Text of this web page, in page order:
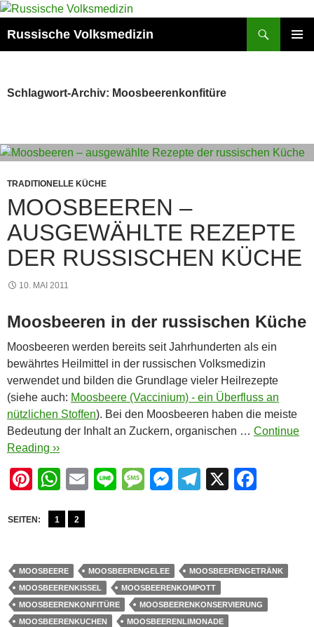
Zum
springen
Russische Volksmedizin
Schlagwort-Archiv: Moosbeerenkonfitüre
TRADITIONELLE KÜCHE
MOOSBEEREN –
AUSGEWÄHLTE REZEPTE
DER RUSSISCHEN KÜCHE
10. MAI 2011
Moosbeeren in der russischen Küche
Moosbeeren werden bereits seit Jahrhunderten als ein
bewährtes Heilmittel in der russischen Volksmedizin
verwendet und bilden die Grundlage vieler Heilrezepte
(siehe auch: Moosbeere (Vaccinium) - ein Überfluss an
nützlichen Stoffen). Bei den Moosbeeren haben die meiste
Bedeutung der Inhalt an Zuckern, organischen … Continue
Reading ››
Pi
er
st
W
at
A
p
p
E
Li
M
g
e
M
n
g
er
T
a
m
X
b
o
o
SEITEN: 1 2
MOOSBEERE MOOSBEERENGELEE
MOOSBEERENGETRÄNK
MOOSBEERENKISSEL
MOOSBEERENKOMPOTT
MOOSBEERENKONFITÜRE
MOOSBEERENKONSERVIERUNG
MOOSBEERENKUCHEN
MOOSBEERENLIMONADE